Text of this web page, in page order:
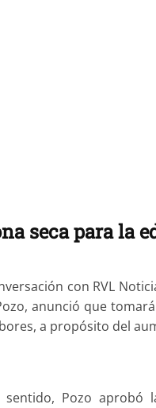
seca para la
con RVL
anunció que
a propósito del
sentido, Pozo aprobó